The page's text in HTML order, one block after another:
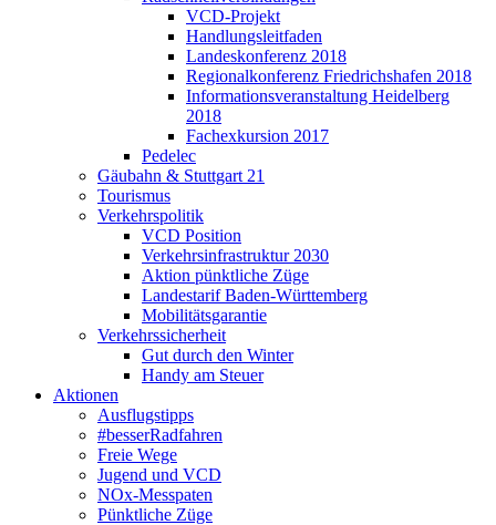
VCD-Projekt
Handlungsleitfaden
Landeskonferenz 2018
Regionalkonferenz Friedrichshafen 2018
Informationsveranstaltung Heidelberg
2018
Fachexkursion 2017
Pedelec
Gäubahn & Stuttgart 21
Tourismus
Verkehrspolitik
VCD Position
Verkehrsinfrastruktur 2030
Aktion pünktliche Züge
Landestarif Baden-Württemberg
Mobilitätsgarantie
Verkehrssicherheit
Gut durch den Winter
Handy am Steuer
Aktionen
Ausflugstipps
#besserRadfahren
Freie Wege
Jugend und VCD
NOx-Messpaten
Pünktliche Züge